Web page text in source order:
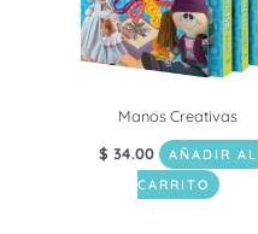
Manos Creativas
$ 34.00
AÑADIR AL
CARRITO